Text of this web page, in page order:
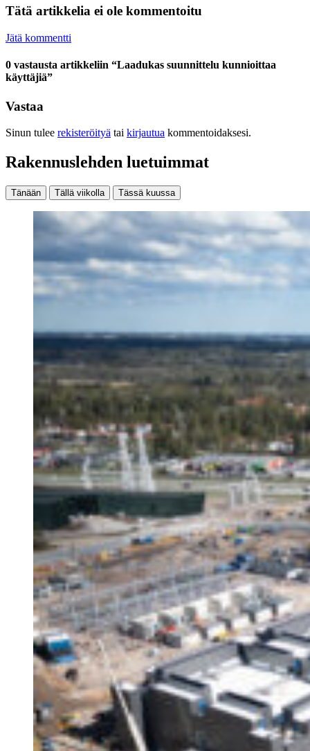
Tätä artikkelia ei ole kommentoitu
Jätä kommentti
0 vastausta artikkeliin “Laadukas suunnittelu kunnioittaa
käyttäjiä”
Vastaa
Sinun tulee rekisteröityä tai kirjautua kommentoidaksesi.
Rakennuslehden luetuimmat
Tänään Tällä viikolla Tässä kuussa